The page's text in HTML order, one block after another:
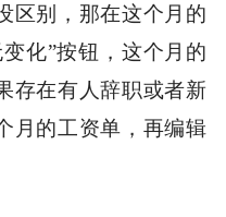
区别，那在这个月的
化”按钮，这个月的
存在有人辞职或者新
月的工资单，再编辑